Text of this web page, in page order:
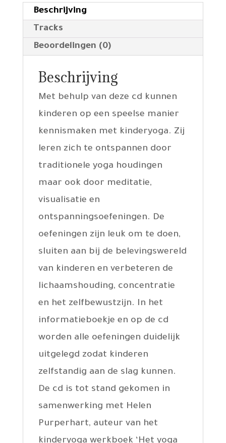
Beschrijving
Tracks
Beoordelingen (0)
Beschrijving
Met behulp van deze cd kunnen
kinderen op een speelse manier
kennismaken met kinderyoga. Zij
leren zich te ontspannen door
traditionele yoga houdingen
maar ook door meditatie,
visualisatie en
ontspanningsoefeningen. De
oefeningen zijn leuk om te doen,
sluiten aan bij de belevingswereld
van kinderen en verbeteren de
lichaamshouding, concentratie
en het zelfbewustzijn. In het
informatieboekje en op de cd
worden alle oefeningen duidelijk
uitgelegd zodat kinderen
zelfstandig aan de slag kunnen.
De cd is tot stand gekomen in
samenwerking met Helen
Purperhart, auteur van het